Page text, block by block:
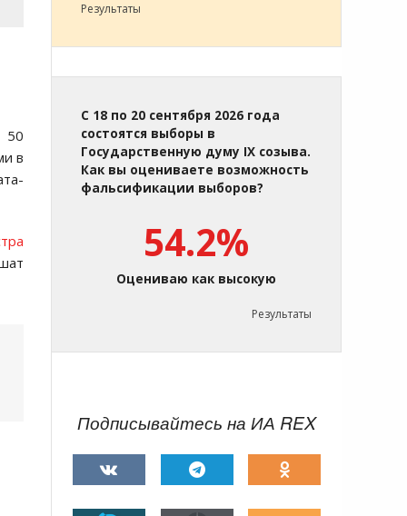
50
в
Результаты
С 18 по 20 сентября 2026 года
состоятся выборы в
Государственную думу IX созыва.
Как вы оцениваете возможность
фальсификации выборов?
54.2%
Оцениваю как высокую
Результаты
Подписывайтесь на ИА REX